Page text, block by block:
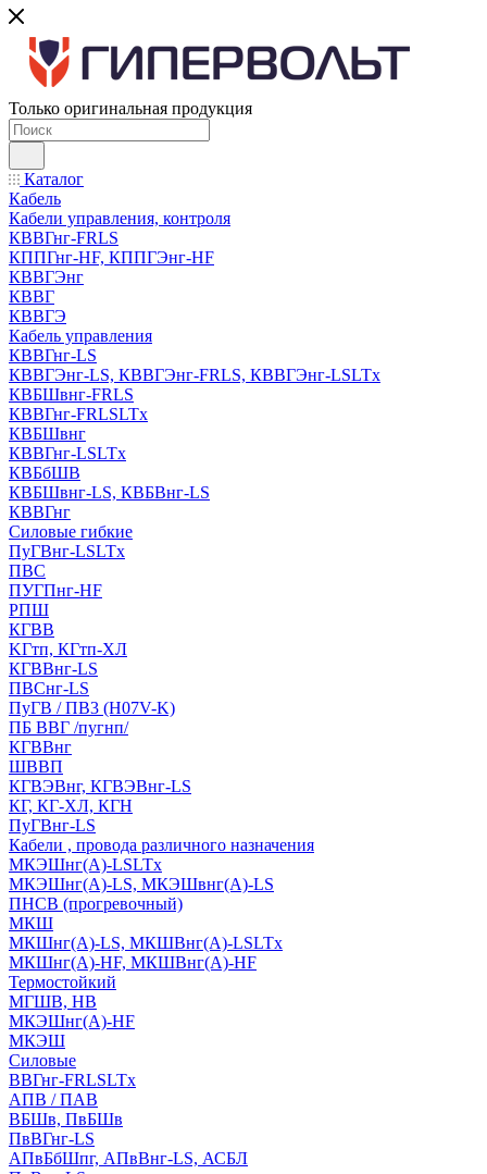
Только оригинальная продукция
Каталог
Кабель
Кабели управления, контроля
КВВГнг-FRLS
КППГнг-HF, КППГЭнг-HF
КВВГЭнг
КВВГ
КВВГЭ
Кабель управления
КВВГнг-LS
КВВГЭнг-LS, КВВГЭнг-FRLS, КВВГЭнг-LSLTx
КВБШвнг-FRLS
КВВГнг-FRLSLTx
КВБШвнг
КВВГнг-LSLTx
КВБбШВ
КВБШвнг-LS, КВБВнг-LS
КВВГнг
Силовые гибкие
ПуГВнг-LSLTx
ПВС
ПУГПнг-HF
РПШ
КГВВ
KГтп, КГтп-ХЛ
КГВВнг-LS
ПВСнг-LS
ПуГВ / ПВ3 (H07V-K)
ПБ ВВГ /пугнп/
КГВВнг
ШВВП
КГВЭВнг, КГВЭВнг-LS
КГ, КГ-ХЛ, КГН
ПуГВнг-LS
Кабели , провода различного назначения
МКЭШнг(А)-LSLTx
МКЭШнг(А)-LS, МКЭШвнг(А)-LS
ПНСВ (прогревочный)
МКШ
МКШнг(А)-LS, МКШВнг(А)-LSLTx
МКШнг(А)-HF, МКШВнг(А)-HF
Термостойкий
МГШВ, НВ
МКЭШнг(А)-HF
МКЭШ
Силовые
ВВГнг-FRLSLTx
АПВ / ПАВ
ВБШв, ПвБШв
ПвВГнг-LS
АПвБбШпг, АПвВнг-LS, АСБЛ